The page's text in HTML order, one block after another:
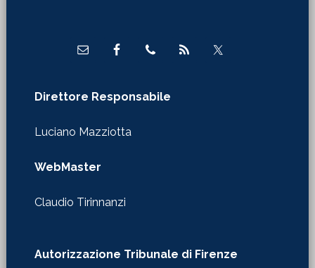
Direttore Responsabile
Luciano Mazziotta
WebMaster
Claudio Tirinnanzi
Autorizzazione Tribunale di Firenze